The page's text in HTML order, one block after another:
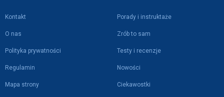
Kontakt
O nas
Polityka prywatności
Regulamin
Mapa strony
Porady i instruktaże
Zrób to sam
Testy i recenzje
Nowości
Ciekawostki